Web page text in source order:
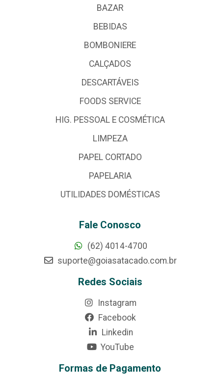
BAZAR
BEBIDAS
BOMBONIERE
CALÇADOS
DESCARTÁVEIS
FOODS SERVICE
HIG. PESSOAL E COSMÉTICA
LIMPEZA
PAPEL CORTADO
PAPELARIA
UTILIDADES DOMÉSTICAS
Fale Conosco
(62) 4014-4700
suporte@goiasatacado.com.br
Redes Sociais
Instagram
Facebook
Linkedin
YouTube
Formas de Pagamento